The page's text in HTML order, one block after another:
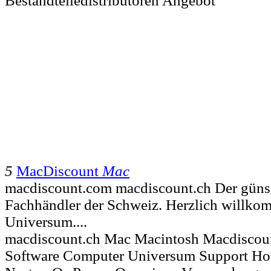
5 MacDiscount Mac
macdiscount.com macdiscount.ch Der
Fachhändler der Schweiz. Herzlich
Universum....
macdiscount.ch Mac Macintosh
Software Computer Universum Support